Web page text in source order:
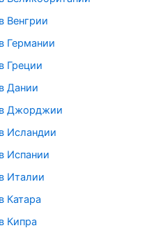
Венгрии
Германии
Греции
Дании
Джорджии
Исландии
Испании
Италии
Катара
Кипра